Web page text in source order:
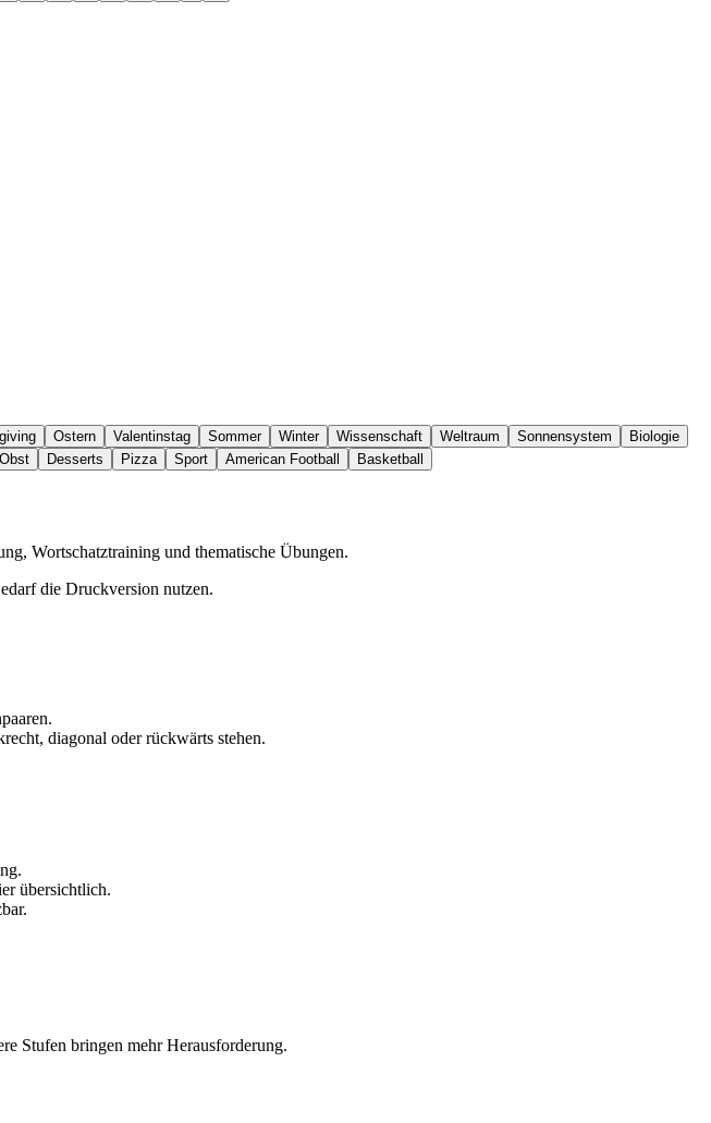
Ostern Valentinstag Sommer Winter Wissenschaft Weltraum Sonnensystem
Biologie
Obst Desserts Pizza Sport American Football Basketball
Wortschatztraining und thematische Übungen.
die Druckversion nutzen.
diagonal oder rückwärts stehen.
übersichtlich.
Stufen bringen mehr Herausforderung.